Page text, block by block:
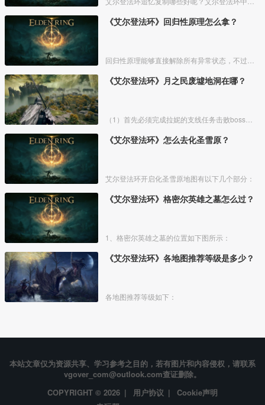
《艾尔登法环》回归性原理怎么拿？
《艾尔登法环》月之民废墟地洞在哪？
《艾尔登法环》怎么去化圣雪原？
艾尔登法环开启化圣雪原地图有以下几个部分：
《艾尔登法环》格密尔英雄之墓怎么过？
1、格密尔英雄之墓的位置如下图所示：
《艾尔登法环》各地图推荐等级是多少？
各地图推荐等级如下：
本站文章仅为资源共享、学习参考之目的，若有图片和内容侵权，请联系
vgover_com@outlook.com查证删除。
COPYRIGHT © 2026 | 用户协议 | Cookie声明